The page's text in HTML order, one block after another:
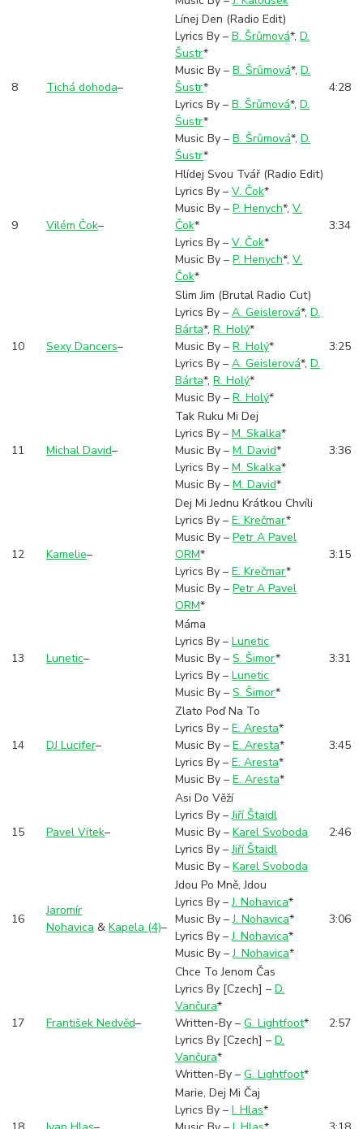
8 Tichá dohoda–
Línej Den (Radio Edit)
Lyrics By –B. Šrůmová*,D.
Šustr*
Music By –B. Šrůmová*,D.
Šustr*
Lyrics By –B. Šrůmová*,D.
Šustr*
Music By –B. Šrůmová*,D.
Šustr*
4:28
9 Vilém Čok–
Hlídej Svou Tvář (Radio Edit)
Lyrics By –V. Čok*
Music By –P. Henych*,V.
Čok*
Lyrics By –V. Čok*
Music By –P. Henych*,V.
Čok*
3:34
10 Sexy Dancers–
Slim Jim (Brutal Radio Cut)
Lyrics By –A. Geislerová*,D.
Bárta*,R. Holý*
Music By –R. Holý*
Lyrics By –A. Geislerová*,D.
Bárta*,R. Holý*
Music By –R. Holý*
3:25
11 Michal David–
Tak Ruku Mi Dej
Lyrics By –M. Skalka*
Music By –M. David*
Lyrics By –M. Skalka*
Music By –M. David*
3:36
12 Kamelie–
Dej Mi Jednu Krátkou Chvíli
Lyrics By –E. Krečmar*
Music By –Petr A Pavel
ORM*
Lyrics By –E. Krečmar*
Music By –Petr A Pavel
ORM*
3:15
13 Lunetic–
Máma
Lyrics By –Lunetic
Music By –S. Šimor*
Lyrics By –Lunetic
Music By –S. Šimor*
3:31
14 DJ Lucifer–
Zlato Poď Na To
Lyrics By –E. Aresta*
Music By –E. Aresta*
Lyrics By –E. Aresta*
Music By –E. Aresta*
3:45
15 Pavel Vítek–
Asi Do Věží
Lyrics By –Jiří Štaidl
Music By –Karel Svoboda
Lyrics By –Jiří Štaidl
Music By –Karel Svoboda
2:46
16
Jaromír
Nohavica &Kapela (4)–
Jdou Po Mně, Jdou
Lyrics By –J. Nohavica*
Music By –J. Nohavica*
Lyrics By –J. Nohavica*
Music By –J. Nohavica*
3:06
17 František Nedvěd–
Chce To Jenom Čas
Lyrics By [Czech] –D.
Vančura*
Written-By –G. Lightfoot*
Lyrics By [Czech] –D.
Vančura*
Written-By –G. Lightfoot*
2:57
Marie, Dej Mi Čaj
Lyrics By –I. Hlas*